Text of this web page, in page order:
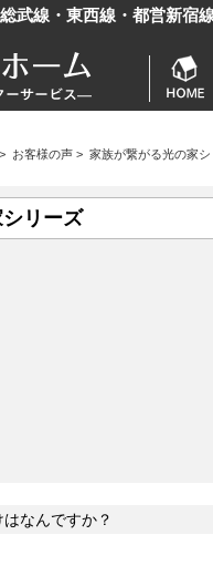
武線・東西線・都営新宿
> お客様の声 > 家族が繋がる光の家
リーズ
なんですか？